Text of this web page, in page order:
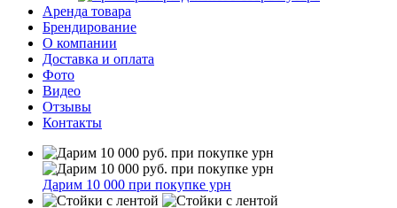
Аренда товара
Брендирование
О компании
Доставка и оплата
Фото
Видео
Отзывы
Контакты
Дарим 10 000 при покупке урн